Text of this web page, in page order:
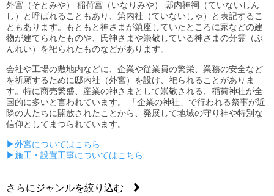
外宮（そとみや） 稲荷宮（いなりみや） 邸内神祠（ていないしん
し）と呼ばれることもあり、第内社（ていないしゃ）と表記するこ
ともあります。もともと神さまが鎮座していたところに家などの建
物が建てられたものや、氏神さまや崇敬している神さまの分霊（ぶ
んれい）を祀られたものなどがあります。
会社や工場の敷地内などに、企業や従業員の繁栄、業務の安全など
を祈願するために邸内社（外宮）を設け、祀られることがありま
す。特に商売繁盛、産業の神さまとして崇敬される、稲荷神社が全
国的に多いと言われています。 「企業の神社」で行われる祭事が近
隣の人たちに開放されたことから、発展して地域の守り神や特別な
信仰としてまつられています。
▶外宮についてはこちら
▶施工・設置工事についてはこちら
さらにジャンルを絞り込む